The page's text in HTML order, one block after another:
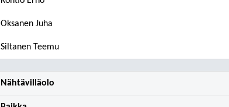
Oksanen Juha
Siltanen Teemu
Nähtävilläolo